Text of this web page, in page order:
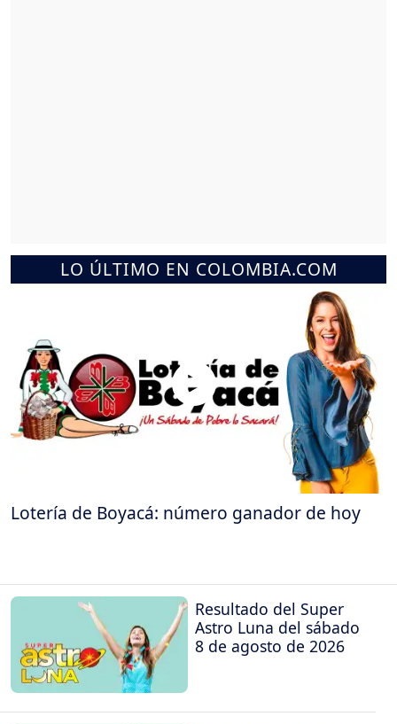
LO ÚLTIMO EN COLOMBIA.COM
Lotería de Boyacá: número ganador de hoy
Resultado del Super
Astro Luna del sábado
8 de agosto de 2026